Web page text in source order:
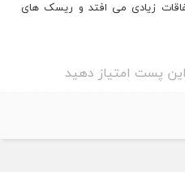
زیادی می افتد و ریسک های
پست امتیاز دهید